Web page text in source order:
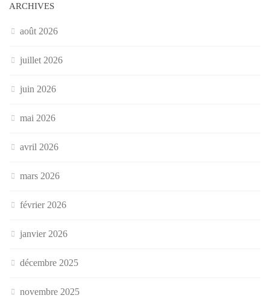
ARCHIVES
août 2026
juillet 2026
juin 2026
mai 2026
avril 2026
mars 2026
février 2026
janvier 2026
décembre 2025
novembre 2025